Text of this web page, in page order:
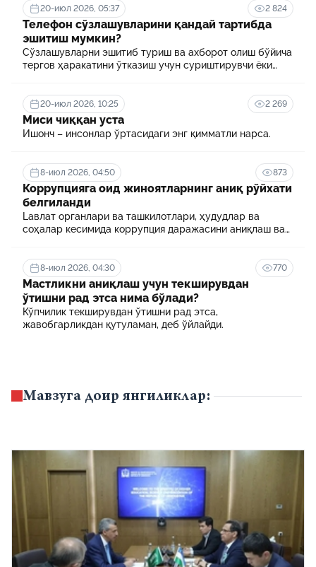
20-июл 2026, 05:37 2 824
Телефон сўзлашувларини қандай тартибда
эшитиш мумкин?
Сўзлашувларни эшитиб туриш ва ахборот олиш бўйича
тергов ҳаракатини ўтказиш учун суриштирувчи ёки
20-июл 2026, 10:25 2 269
Миси чиққан уста
Ишонч – инсонлар ўртасидаги энг қимматли нарса.
8-июл 2026, 04:50 873
Коррупцияга оид жиноятларнинг аниқ рўйхати
белгиланди
Lавлат органлари ва ташкилотлари, ҳудудлар ва
соҳалар кесимида коррупция даражасини аниқлаш ва
8-июл 2026, 04:30 770
Мастликни аниқлаш учун текширувдан
ўтишни рад этса нима бўлади?
Кўпчилик текширувдан ўтишни рад этса,
жавобгарликдан қутуламан, деб ўйлайди.
Мавзуга доир янгиликлар: